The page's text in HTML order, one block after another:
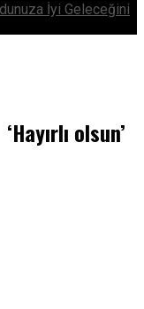
İyi Geleceğini
olsun’